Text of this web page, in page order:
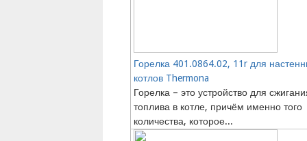
Горелка 401.0864.02, 11r для
котлов Thermona
Горелка – это устройство для
топлива в котле, причём именно того
количества, которое...